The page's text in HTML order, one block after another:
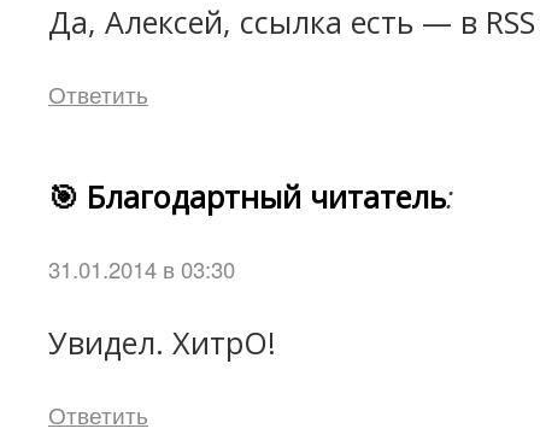
Да, Алексей, ссылка есть — в RSS
Ответить
🎯 Благодартный читатель:
31.01.2014 в 03:30
Увидел. ХитрО!
Ответить